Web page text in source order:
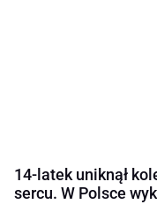
14-latek uniknął
sercu. W Polsce